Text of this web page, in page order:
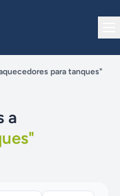
para tanques"
a
"